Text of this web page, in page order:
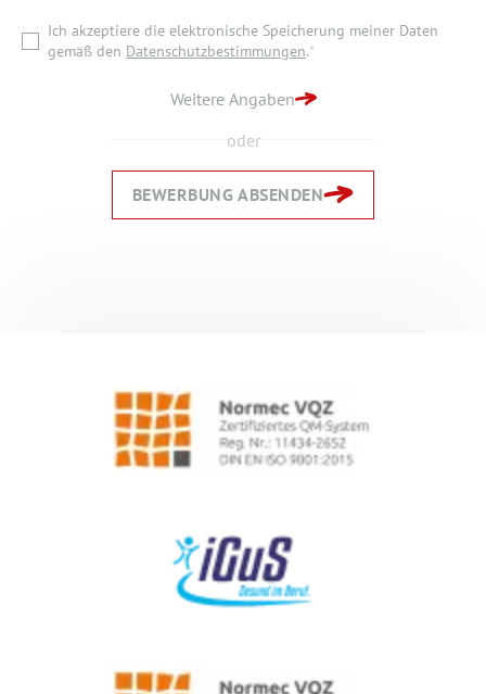
Ich akzeptiere die elektronische Speicherung meiner Daten
gemäß den Datenschutzbestimmungen.*
Weitere Angaben
oder
BEWERBUNG ABSENDEN
ZURÜCK ZUR STARTSEITE